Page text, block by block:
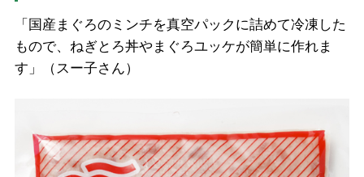
「国産まぐろのミンチを真空パックに詰めて冷凍した
もので、ねぎとろ丼やまぐろユッケが簡単に作れま
す」（スー子さん）